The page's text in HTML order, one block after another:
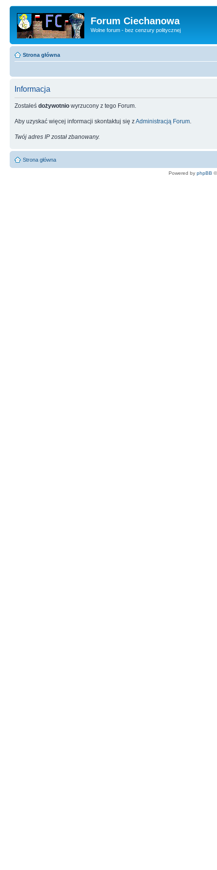
Forum Ciechanowa
Wolne forum - bez cenzury politycznej
Strona główna
Informacja
Zostałeś dożywotnio wyrzucony z tego Forum.
Aby uzyskać więcej informacji skontaktuj się zAdministracją Forum
Twój adres IP został zbanowany.
Strona główna
Powered by phpBB